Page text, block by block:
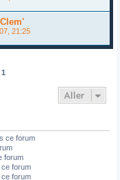
21:25
1
Aller
ce forum
forum
forum
forum